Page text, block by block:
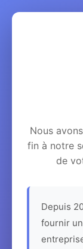
Nous
fin à notre
de
Depuis
fournir